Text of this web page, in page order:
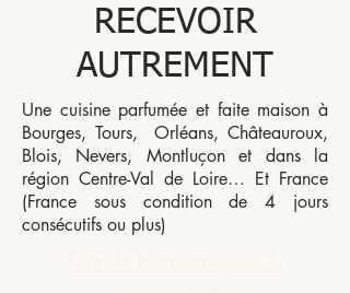
RECEVOIR
AUTREMENT
Une cuisine parfumée et faite maison à
Bourges, Tours, Orléans, Châteauroux,
Blois, Nevers, Montluçon et dans la
région Centre-Val de Loire… Et France
(France sous condition de 4 jours
consécutifs ou plus)